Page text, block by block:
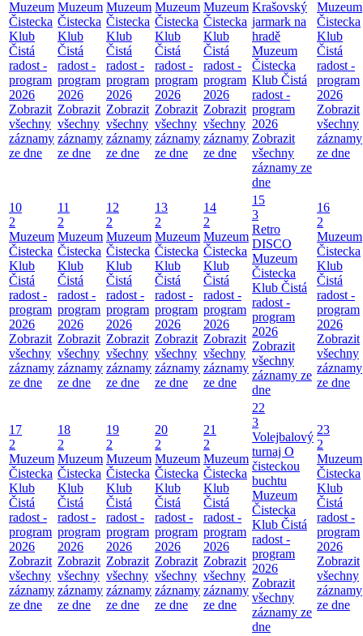
Muzeum
Čistecka
Klub
Čistá
radost -
program
2026
Zobrazit
všechny
záznamy
ze dne
Muzeum
Čistecka
Klub
Čistá
radost -
program
2026
Zobrazit
všechny
záznamy
ze dne
Muzeum
Čistecka
Klub
Čistá
radost -
program
2026
Zobrazit
všechny
záznamy
ze dne
Muzeum
Čistecka
Klub
Čistá
radost -
program
2026
Zobrazit
všechny
záznamy
ze dne
Muzeum
Čistecka
Klub
Čistá
radost -
program
2026
Zobrazit
všechny
záznamy
ze dne
Krašovský
jarmark na
hradě
Muzeum
Čistecka
Klub Čistá
radost -
program
2026
Zobrazit
všechny
záznamy ze
dne
Muzeum
Čistecka
Klub
Čistá
radost -
program
2026
Zobrazit
všechny
záznamy
ze dne
10
2
Muzeum
Čistecka
Klub
Čistá
radost -
program
2026
Zobrazit
všechny
záznamy
ze dne
11
2
Muzeum
Čistecka
Klub
Čistá
radost -
program
2026
Zobrazit
všechny
záznamy
ze dne
12
2
Muzeum
Čistecka
Klub
Čistá
radost -
program
2026
Zobrazit
všechny
záznamy
ze dne
13
2
Muzeum
Čistecka
Klub
Čistá
radost -
program
2026
Zobrazit
všechny
záznamy
ze dne
14
2
Muzeum
Čistecka
Klub
Čistá
radost -
program
2026
Zobrazit
všechny
záznamy
ze dne
15
3
Retro
DISCO
Muzeum
Čistecka
Klub Čistá
radost -
program
2026
Zobrazit
všechny
záznamy ze
dne
16
2
Muzeum
Čistecka
Klub
Čistá
radost -
program
2026
Zobrazit
všechny
záznamy
ze dne
17
2
Muzeum
Čistecka
Klub
Čistá
radost -
program
2026
Zobrazit
všechny
záznamy
ze dne
18
2
Muzeum
Čistecka
Klub
Čistá
radost -
program
2026
Zobrazit
všechny
záznamy
ze dne
19
2
Muzeum
Čistecka
Klub
Čistá
radost -
program
2026
Zobrazit
všechny
záznamy
ze dne
20
2
Muzeum
Čistecka
Klub
Čistá
radost -
program
2026
Zobrazit
všechny
záznamy
ze dne
21
2
Muzeum
Čistecka
Klub
Čistá
radost -
program
2026
Zobrazit
všechny
záznamy
ze dne
22
3
Volejbalový
turnaj O
čisteckou
buchtu
Muzeum
Čistecka
Klub Čistá
radost -
program
2026
Zobrazit
všechny
záznamy ze
dne
23
2
Muzeum
Čistecka
Klub
Čistá
radost -
program
2026
Zobrazit
všechny
záznamy
ze dne